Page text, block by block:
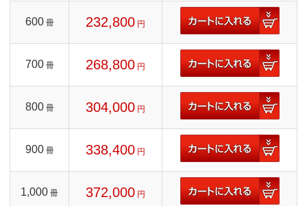
600 冊 232,800 円
700 冊 268,800 円
800 冊 304,000 円
900 冊 338,400 円
1,000 冊 372,000 円